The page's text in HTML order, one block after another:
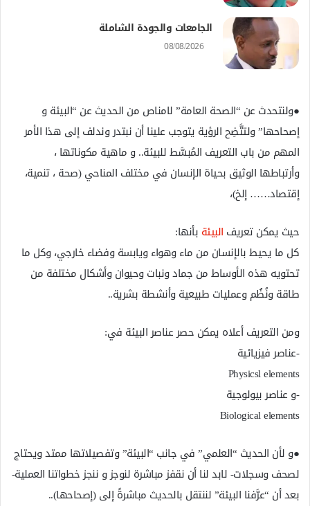
الجامعات والجودة الشاملة
08/08/2026
●ولنتحدث عن “الصحة العامة” لامناص من الحديث عن “البيئة و
إصحاحها” ولتتَّضِح الرؤية يتوجب علينا أن نبتدر وندلف إلى هذا الأمر
المهم من باب التعريف المُبسَّط للبيئة.. و ماهية مكوناتها ،
وأرتباطها الوثيق بحياة الإنسان في مختلف المناحي (صحة ، تنمية،
إقتصاد…… إلخ)،
حيث يمكن تعريف البيئة بأنها:
كل ما يحيط بالإنسان من ماء وهواء ويابسة وفضاء خارجي، وكل ما
تحتويه هذه الأوساط من جماد ونبات وحيوان وأشكال مختلفة من
طاقة ونُظُم وعمليات طبيعية وأنشطة بشرية..
ومن التعريف أعلاه يمكن حصر عناصر البيئة في:
-عناصر فيزيائية
Physicsl elements
-و عناصر بيولوجية
Biological elements
●و لأن الحديث “العلمي” في جانب “البيئة” وتفصيلاتها ممتد ويحتاج
لصحف وسجلات- لابد لنا أن نقفز مباشرة لنوجز و ننجز خطواتنا العملية-
بعد أن “عرَّفنا البيئة” لننتقل بالحديث مباشرةً إلى (إصحاحها)..